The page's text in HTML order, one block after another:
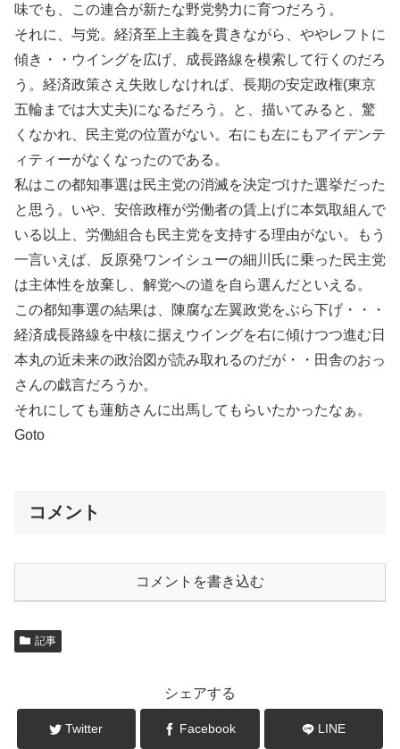
味でも、この連合が新たな野党勢力に育つだろう。
それに、与党。経済至上主義を貫きながら、ややレフトに
傾き・・ウイングを広げ、成長路線を模索して行くのだろ
う。経済政策さえ失敗しなければ、長期の安定政権(東京
五輪までは大丈夫)になるだろう。と、描いてみると、驚
くなかれ、民主党の位置がない。右にも左にもアイデンテ
ィティーがなくなったのである。
私はこの都知事選は民主党の消滅を決定づけた選挙だった
と思う。いや、安倍政権が労働者の賃上げに本気取組んで
いる以上、労働組合も民主党を支持する理由がない。もう
一言いえば、反原発ワンイシューの細川氏に乗った民主党
は主体性を放棄し、解党への道を自ら選んだといえる。
この都知事選の結果は、陳腐な左翼政党をぶら下げ・・・
経済成長路線を中核に据えウイングを右に傾けつつ進む日
本丸の近未来の政治図が読み取れるのだが・・田舎のおっ
さんの戯言だろうか。
それにしても蓮舫さんに出馬してもらいたかったなぁ。
Goto
コメント
コメントを書き込む
記事
シェアする
Twitter Facebook LINE